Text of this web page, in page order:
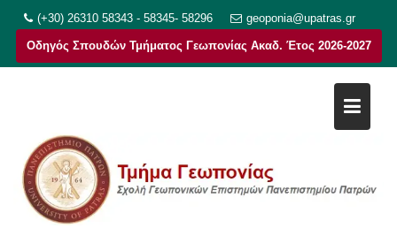
στο
περιεχόμενο
(+30) 26310 58343 - 58345- 58296 geoponia@upatras.gr
Οδηγός Σπουδών Τμήματος Γεωπονίας Ακαδ. Έτος 2026-2027